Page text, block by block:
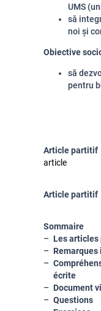
UMS
să
noi și
Obiective
să
pentru
Article partitif
article
Article partitif
Sommaire
Les
écrite
Document
Questions